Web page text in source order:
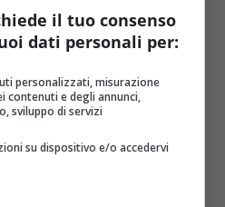
di luce e tagli che
La...
il tuo consenso
dati personali per:
personalizzati, misurazione
contenuti e degli annunci,
sviluppo di servizi
su dispositivo e/o accedervi